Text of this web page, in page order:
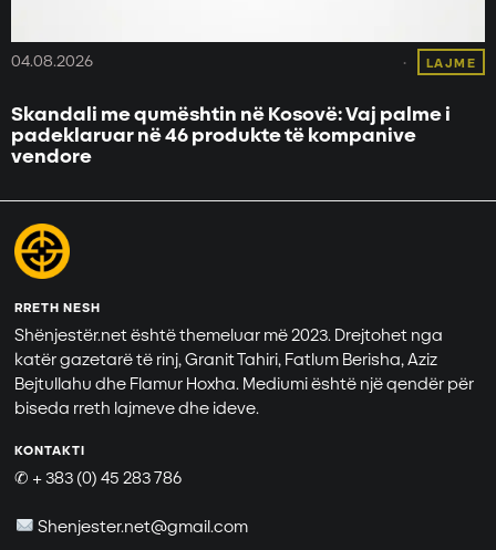
04.08.2026 LAJME
Skandali me qumështin në Kosovë: Vaj palme i
padeklaruar në 46 produkte të kompanive
vendore
RRETH NESH
Shënjestër.net është themeluar më 2023. Drejtohet nga
katër gazetarë të rinj, Granit Tahiri, Fatlum Berisha, Aziz
Bejtullahu dhe Flamur Hoxha. Mediumi është një qendër për
biseda rreth lajmeve dhe ideve.
KONTAKTI
✆ + 383 (0) 45 283 786
Shenjester.net@gmail.com